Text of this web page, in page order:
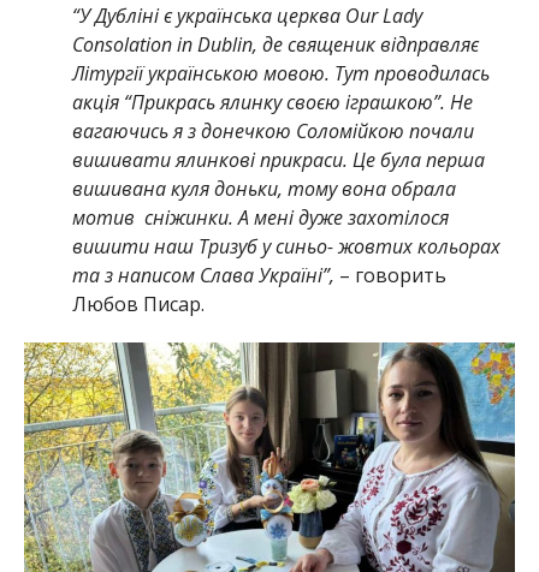
“У Дубліні є українська церква Our Lady
Consolation in Dublin, де священик відправляє
Літургії українською мовою. Тут проводилась
акція “Прикрась ялинку своєю іграшкою”. Не
вагаючись я з донечкою Соломійкою почали
вишивати ялинкові прикраси. Це була перша
вишивана куля доньки, тому вона обрала
мотив сніжинки. А мені дуже захотілося
вишити наш Тризуб у синьо- жовтих кольорах
та з написом Слава Україні”, – говорить
Любов Писар.